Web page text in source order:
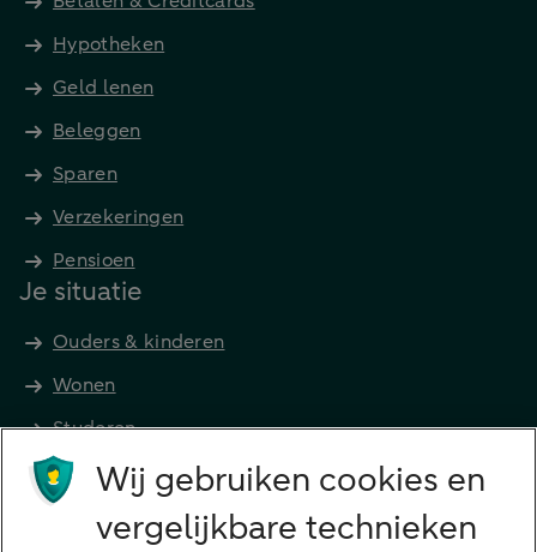
Hypotheken
Geld lenen
Beleggen
Sparen
Verzekeringen
Pensioen
Je situatie
Ouders & kinderen
Wonen
Studeren
Preferred Banking
Senioren
Wij gebruiken cookies en
vergelijkbare technieken